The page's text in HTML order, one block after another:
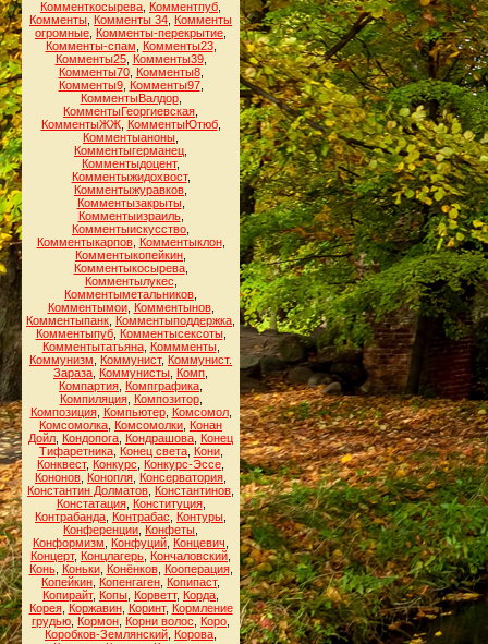
Комменткосырева Комментпуб
Комменты Комменты 34 Комменты
огромные Комменты-перекрытие
Комменты-спам
Комменты23,
Комменты25, Комменты39,
Комменты70, Комменты8,
Комменты9, Комменты97,
КомментыВалдор,
КомментыГеоргиевская
КомментыЖЖ, КомментыЮтюб,
Комментыаноны
Комментыгерманец
Комментыдоцент,
Комментыжидохвост,
Комментыжуравков
Комментызакрыты,
Комментыизраиль,
Комментыискусство
Комментыкарпов, Комментыклон,
Комментыкопейкин
Комментыкосырева,
Комментылукес
Комментыметальников
Комментымои, Комментынов,
Комментыпанк Комментыподдержка
Комментыпуб, Комментысексоты,
Комментытатьяна, Коммменты,
Коммунизм
Коммунист, Коммунист.
Зараза Коммунисты Комп
Компартия Компграфика
Компиляция, Композитор,
Композиция, Компьютер, Комсомол,
Комсомолка Комсомолки Конан
Дойл Кондопога Кондрашова Конец
Тифаретника, Конец света, Кони,
Конквест, Конкурс Конкурс-Эссе
Кононов Конопля Консерватория
Константин Долматов Константинов
Констатация, Конституция,
Контрабанда Контрабас Контуры
Конференции Конфеты
Конформизм
Конфуций Концевич
Концерт, Концлагерь Кончаловский
Конь, Коньки, Конёнков, Кооперация,
Копейкин Копенгаген Копипаст,
Копирайт, Копы Корветт, Корда
Корея, Коржавин, Коринт, Кормление
грудью Кормон Корни волос Коро
Коробков-Землянский Корова